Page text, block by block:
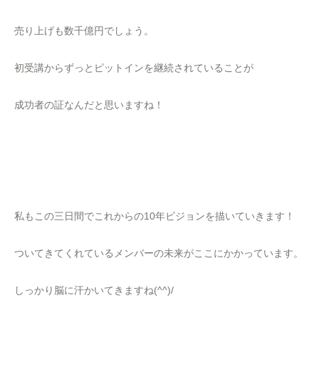
売り上げも数千億円でしょう。
初受講からずっとピットインを継続されていることが
成功者の証なんだと思いますね！
私もこの三日間でこれからの10年ビジョンを描いていきます！
ついてきてくれているメンバーの未来がここにかかっています。
しっかり脳に汗かいてきますね(^^)/